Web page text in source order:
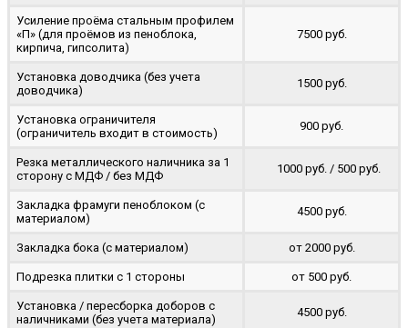
Усиление проёма стальным профилем
«П» (для проёмов из пеноблока,
кирпича, гипсолита)
7500 руб.
Установка доводчика (без учета
доводчика)
1500 руб.
Установка ограничителя
(ограничитель входит в стоимость)
900 руб.
Резка металлического наличника за 1
сторону с МДФ / без МДФ
1000 руб. / 500 руб.
Закладка фрамуги пеноблоком (с
материалом)
4500 руб.
Закладка бока (с материалом) от 2000 руб.
Подрезка плитки с 1 стороны от 500 руб.
Установка / пересборка доборов с
наличниками (без учета материала)
4500 руб.